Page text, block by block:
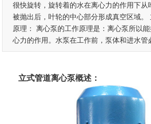
很快旋转，旋转着的水在离心力的作用下从
被抛出后，叶轮的中心部分形成真空区域
原理： 离心泵的工作原理是：离心泵所以
心力的作用。水泵在工作前，泵体和进水管
立式管道离心泵概述：